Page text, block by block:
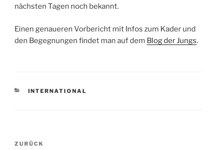
nächsten Tagen noch bekannt.
Einen genaueren Vorbericht mit Infos zum Kader und
den Begegnungen findet man auf dem Blog der Jungs.
KATEGORIEN
INTERNATIONAL
Beitragsnavigation
Vorheriger
ZURÜCK